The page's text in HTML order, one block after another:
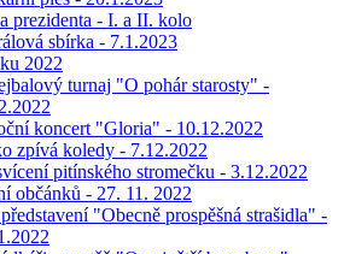
prezidenta - I. a II. kolo
sbírka - 7.1.2023
2022
turnaj "O pohár starosty" -
koncert "Gloria" - 10.12.2022
zpívá koledy - 7.12.2022
pitínského stromečku - 3.12.2022
občánků - 27. 11. 2022
"Obecně prospěšná strašidla" -